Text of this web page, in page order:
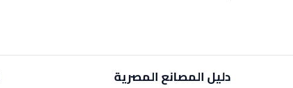
دليل المصانع المصرية